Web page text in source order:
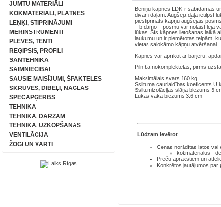
JUMTU MATERIĀLI
KOKMATERIĀLI, PLĀTNES
LEŅĶI, STIPRINĀJUMI
MĒRINSTRUMENTI
PLĒVES, TENTI
REĢIPSIS, PROFILI
SANTEHNIKA
SAIMNIECĪBAI
SAUSIE MAISĪJUMI, ŠPAKTELES
SKRŪVES, DĪBEĻI, NAGLAS
SPECAPĢĒRBS
TEHNIKA
TEHNIKA. DĀRZAM
TEHNIKA. UZKOPŠANAS
VENTILĀCIJA
ŽOGI UN VĀRTI
Bēniņu kāpnes LDK ir sabīdāmas
divām daļām. Augšējā daļā ietilpst
piestiprināts kāpņu augšējais
– bīdāmo – posmu var nolaist lejā
lūkas. Šīs kāpnes lietošanas laikā
laukumu un ir piemērotas telpām,
vietas salokāmo kāpņu atvēršanai.
Kāpnes var aprīkot ar barjeru,
Pilnībā nokomplektētas, pirms
Maksimālais svars 160 kg
Ssiltuma caurlaidības koeficents U
Ssiltumizolācijas slāņa biezums 3
Lūkas vāka biezums 3.6 cm
Lūdzam ievērot
Cenas norādītas latos vai
kokmateriālus -
Preču aprakstiem un
Konkrētos jautājumos